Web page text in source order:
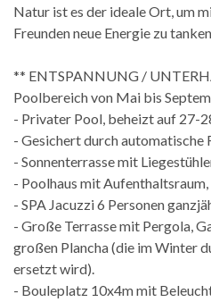
Natur ist es der ideale Ort, um
Freunden neue Energie zu
** ENTSPANNUNG /
Poolbereich von Mai bis
- Privater Pool, beheizt auf 27-
- Gesichert durch automatische
- Sonnenterrasse mit
- Poolhaus mit
- SPA Jacuzzi 6 Personen
- Große Terrasse mit Pergola,
großen Plancha (die im Winter
ersetzt wird).
- Bouleplatz 10x4m mit